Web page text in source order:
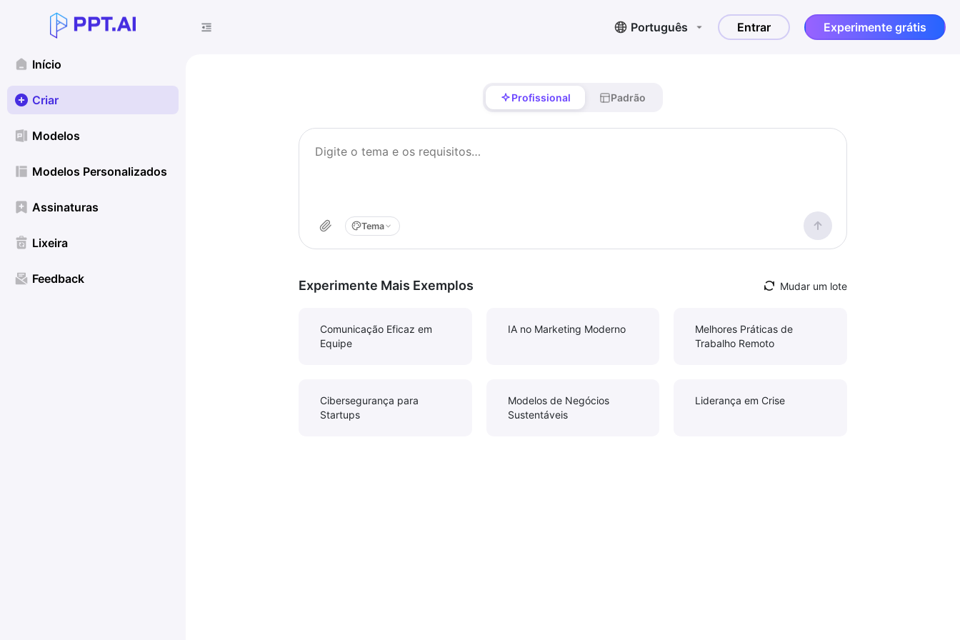
Início
Criar
Modelos
Modelos Personalizados
Assinaturas
Lixeira
Feedback
Português Entrar Experimente grátis
Profissional Padrão
Tema
Experimente Mais Exemplos Mudar um lote
Comunicação Eficaz em
Equipe
IA no Marketing Moderno
Melhores Práticas de
Trabalho Remoto
Cibersegurança para
Startups
Modelos de Negócios
Sustentáveis
Liderança em Crise